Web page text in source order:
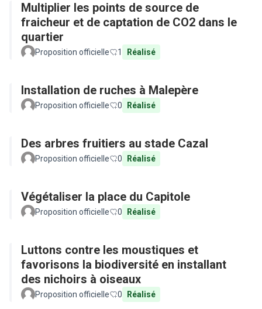
Multiplier les points de source de
fraicheur et de captation de CO2 dans le
quartier
Proposition officielle 1 Réalisé
Installation de ruches à Malepère
Proposition officielle 0 Réalisé
Des arbres fruitiers au stade Cazal
Proposition officielle 0 Réalisé
Végétaliser la place du Capitole
Proposition officielle 0 Réalisé
Luttons contre les moustiques et
favorisons la biodiversité en installant
des nichoirs à oiseaux
Proposition officielle 0 Réalisé